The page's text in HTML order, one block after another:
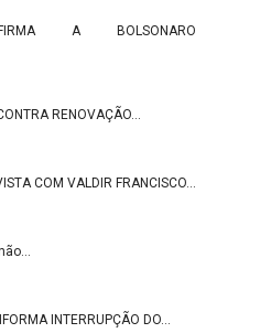
A BOLSONARO
RENOVAÇÃO…
COM VALDIR FRANCISCO…
INTERRUPÇÃO DO…